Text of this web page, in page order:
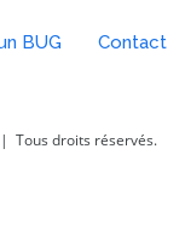
BUG Contact
Tous droits réservés.